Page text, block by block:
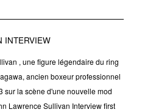
INTERVIEW
, une figure légendaire du ring
ancien boxeur professionnel
sur la scène d'une nouvelle mod
Lawrence Sullivan Interview first